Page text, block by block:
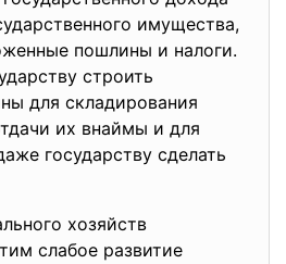
имущества,
пошлины и налоги.
строить
для складирования
их внаймы и для
государству сделать
хозяйств
слабое развитие